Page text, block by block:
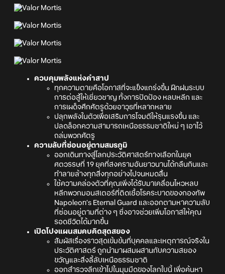
ควบคุมพลังแห่งคำสาป
ทุกความตายคือโอกาสที่จะแข็งแกร่งขึ้น ฝึกฝนระบบ
การต่อสู้ให้เชี่ยวชาญ ทั้งการปัดป้อง หลบหลีก และ
การเผด็จศึกศัตรูด้วยอาวุธที่หลากหลาย
ปลุกพลังในตัวเพื่อเสริมการโจมตีให้รุนแรงขึ้น และ
ปลดล็อกความสามารถเหนือธรรมชาติใหม่ ๆ เอาไว้
ถล่มพวกศัตรู
ความลับที่ซ่อนอยู่ตามสมรภูมิ
ออกเดินทางสู่โลกประวัติศาสตร์ทางเลือกในยุค
ศตวรรษที่ 19 ยุคที่สงครามอันยาวนานได้กลืนกินและ
ทำลายล้างทุกสิ่งทุกอย่างไปจนหมดสิ้น
ใช้ความคล่องตัวที่คุณเพิ่งได้รับมาเคลื่อนไหวหลบ
หลีกพวกมอนสเตอร์ที่ติดเชื้อโรคระบาดของกองทัพ
Napoleon’s Eternal Guard และออกตามหาความลับ
ที่ซ่อนอยู่ตามที่ต่าง ๆ ซึ่งอาจช่วยเพิ่มโอกาสให้คุณ
รอดชีวิตได้มากขึ้น
เปิดโปงแผนสมคบคิดสุดสยอง
สัมผัสเรื่องราวสุดเข้มข้นที่บุคคลและเหตุการณ์จริงใน
ประวัติศาสตร์ ถูกนำมาผสมผสานกับความสยอง
ขวัญและสิ่งลี้ลับเหนือธรรมชาติ
ออกสำรวจลึกเข้าไปในมุมมืดของโลกใบนี้ เพื่อค้นหา